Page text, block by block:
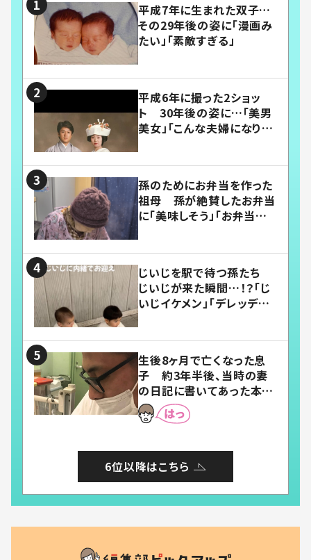
平成7年に生まれた双子…
その29年後の姿に「漫画み
たい」「素敵すぎる」
平成6年に撮った2ショッ
ト 30年後の姿に…「美男
美女」「こんな夫婦になりた
孫のためにお弁当を作った
祖母 孫が絶賛したお弁当
に「美味しそう」「お弁当すご
じいじを駅で待つ孫たち
じいじが来た瞬間…！？「じ
いじイケメン」「デレッデレ」
生後8ヶ月で亡くなった息
子 約3年半後、当時の妻
の日記に書いてあった本音
とは
6位以降はこちら